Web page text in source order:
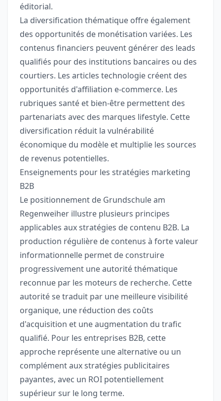
éditorial.
La diversification thématique offre également
des opportunités de monétisation variées. Les
contenus financiers peuvent générer des leads
qualifiés pour des institutions bancaires ou des
courtiers. Les articles technologie créent des
opportunités d'affiliation e-commerce. Les
rubriques santé et bien-être permettent des
partenariats avec des marques lifestyle. Cette
diversification réduit la vulnérabilité
économique du modèle et multiplie les sources
de revenus potentielles.
Enseignements pour les stratégies marketing
B2B
Le positionnement de Grundschule am
Regenweiher illustre plusieurs principes
applicables aux stratégies de contenu B2B. La
production régulière de contenus à forte valeur
informationnelle permet de construire
progressivement une autorité thématique
reconnue par les moteurs de recherche. Cette
autorité se traduit par une meilleure visibilité
organique, une réduction des coûts
d'acquisition et une augmentation du trafic
qualifié. Pour les entreprises B2B, cette
approche représente une alternative ou un
complément aux stratégies publicitaires
payantes, avec un ROI potentiellement
supérieur sur le long terme.